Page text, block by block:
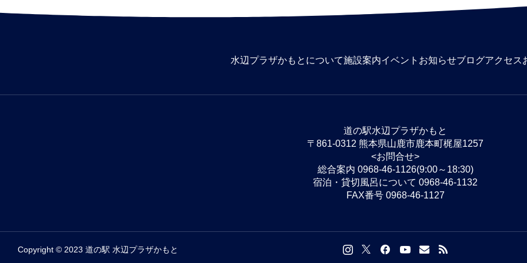
水辺プラザかもとについて施設案内イベント お知らせブログアクセス
道の駅水辺プラザかもと
〒861-0312 熊本県山鹿市鹿本町梶屋1257
<お問合せ>
総合案内 0968-46-1126(9:00～18:30)
宿泊・貸切風呂について 0968-46-1132
FAX番号 0968-46-1127
Copyright © 2023 道の駅 水辺プラザかもと